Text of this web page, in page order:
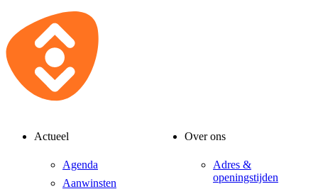
Actueel
Agenda
Aanwinsten
Over ons
Adres &
openingstijden